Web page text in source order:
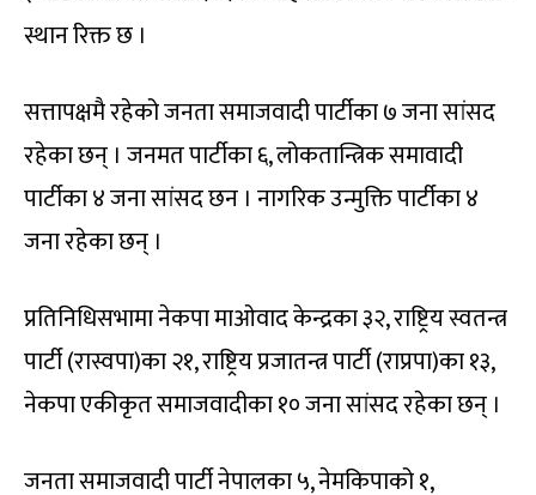
स्थान रिक्त छ ।
सत्तापक्षमै रहेको जनता समाजवादी पार्टीका ७ जना सांसद
रहेका छन् । जनमत पार्टीका ६, लोकतान्त्रिक समावादी
पार्टीका ४ जना सांसद छन । नागरिक उन्मुक्ति पार्टीका ४
जना रहेका छन् ।
प्रतिनिधिसभामा नेकपा माओवाद केन्द्रका ३२, राष्ट्रिय स्वतन्त्र
पार्टी (रास्वपा)का २१, राष्ट्रिय प्रजातन्त्र पार्टी (राप्रपा)का १३,
नेकपा एकीकृत समाजवादीका १० जना सांसद रहेका छन् ।
जनता समाजवादी पार्टी नेपालका ५, नेमकिपाको १,